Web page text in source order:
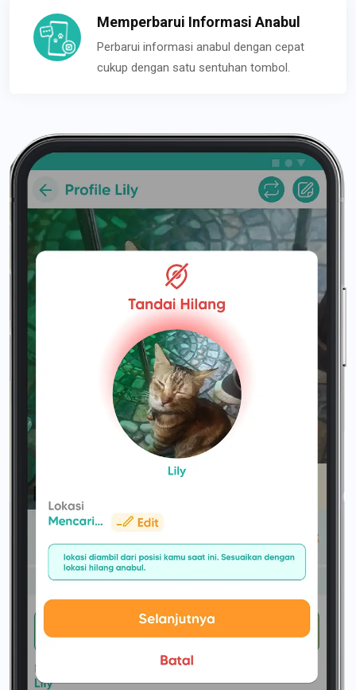
Memperbarui Informasi Anabul
Perbarui informasi anabul dengan cepat
cukup dengan satu sentuhan tombol.